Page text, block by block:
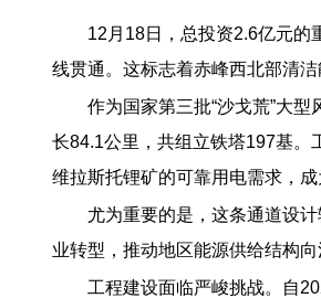
12月18日，总投资2.6亿元
线贯通。这标志着赤峰西北部清
作为国家第三批“沙戈荒”大
长84.1公里，共组立铁塔197基
维拉斯托锂矿的可靠用电需求，成
尤为重要的是，这条通道设
业转型，推动地区能源供给结构向
工程建设面临严峻挑战。自